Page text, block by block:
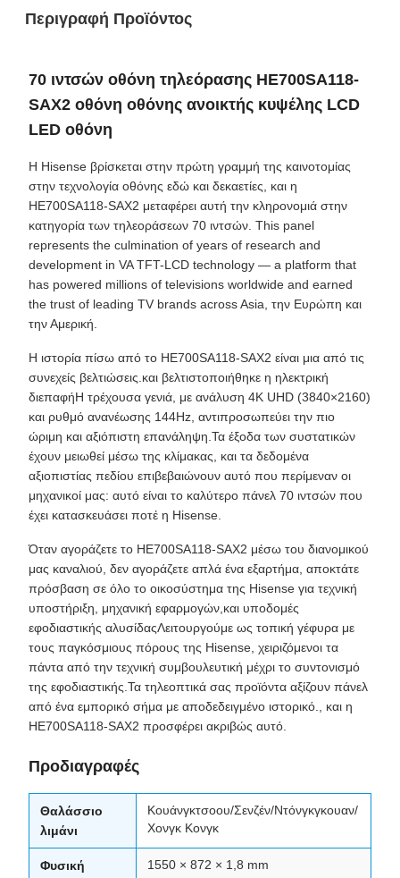
Περιγραφή Προϊόντος
70 ιντσών οθόνη τηλεόρασης HE700SA118-
SAX2 οθόνη οθόνης ανοικτής κυψέλης LCD
LED οθόνη
Η Hisense βρίσκεται στην πρώτη γραμμή της καινοτομίας
στην τεχνολογία οθόνης εδώ και δεκαετίες, και η
HE700SA118-SAX2 μεταφέρει αυτή την κληρονομιά στην
κατηγορία των τηλεοράσεων 70 ιντσών. This panel
represents the culmination of years of research and
development in VA TFT-LCD technology — a platform that
has powered millions of televisions worldwide and earned
the trust of leading TV brands across Asia, την Ευρώπη και
την Αμερική.
Η ιστορία πίσω από το HE700SA118-SAX2 είναι μια από τις
συνεχείς βελτιώσεις.και βελτιστοποιήθηκε η ηλεκτρική
διεπαφήΗ τρέχουσα γενιά, με ανάλυση 4K UHD (3840×2160)
και ρυθμό ανανέωσης 144Hz, αντιπροσωπεύει την πιο
ώριμη και αξιόπιστη επανάληψη.Τα έξοδα των συστατικών
έχουν μειωθεί μέσω της κλίμακας, και τα δεδομένα
αξιοπιστίας πεδίου επιβεβαιώνουν αυτό που περίμεναν οι
μηχανικοί μας: αυτό είναι το καλύτερο πάνελ 70 ιντσών που
έχει κατασκευάσει ποτέ η Hisense.
Όταν αγοράζετε το HE700SA118-SAX2 μέσω του διανομικού
μας καναλιού, δεν αγοράζετε απλά ένα εξαρτήμα, αποκτάτε
πρόσβαση σε όλο το οικοσύστημα της Hisense για τεχνική
υποστήριξη, μηχανική εφαρμογών,και υποδομές
εφοδιαστικής αλυσίδαςΛειτουργούμε ως τοπική γέφυρα με
τους παγκόσμιους πόρους της Hisense, χειριζόμενοι τα
πάντα από την τεχνική συμβουλευτική μέχρι το συντονισμό
της εφοδιαστικής.Τα τηλεοπτικά σας προϊόντα αξίζουν πάνελ
από ένα εμπορικό σήμα με αποδεδειγμένο ιστορικό., και η
HE700SA118-SAX2 προσφέρει ακριβώς αυτό.
Προδιαγραφές
Θαλάσσιο
λιμάνι
Κουάνγκτσοου/Σενζέν/Ντόνγκγκουαν/
Χονγκ Κονγκ
Φυσική
1550 × 872 × 1,8 mm